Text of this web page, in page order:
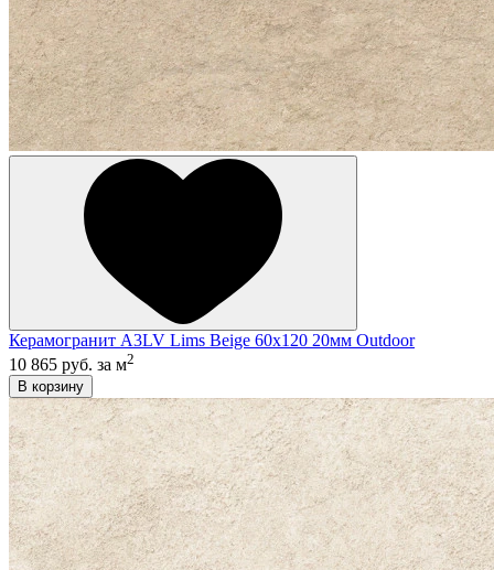
Керамогранит A3LV Lims Beige 60x120 20мм Outdoor
10 865 руб. за м2
В корзину